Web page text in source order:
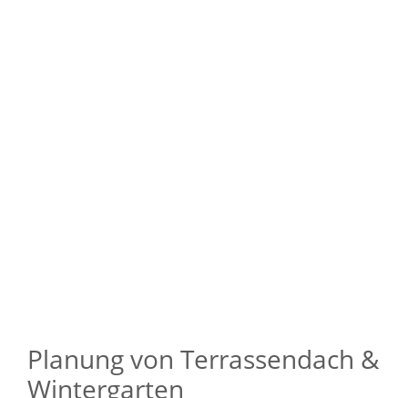
Planung von Terrassendach &
Wintergarten